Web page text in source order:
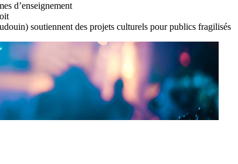
d’enseignement
soutiennent des projets culturels pour publics fragilisés